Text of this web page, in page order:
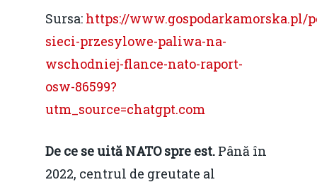
Sursa: https://www.gospodarkamorska.pl/
sieci-przesylowe-paliwa-na-
wschodniej-flance-nato-raport-
osw-86599?
utm_source=chatgpt.com
De ce se uită NATO spre est. Până în
2022, centrul de greutate al